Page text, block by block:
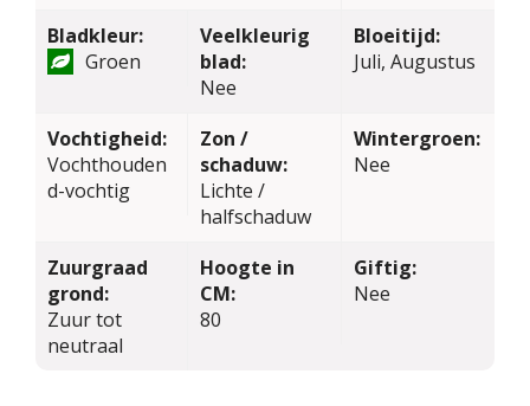
Bladkleur:
Groen
Veelkleurig
blad:
Nee
Bloeitijd:
Juli, Augustus
Vochtigheid:
Vochthouden
d-vochtig
Zon /
schaduw:
Lichte /
halfschaduw
Wintergroen:
Nee
Zuurgraad
grond:
Zuur tot
neutraal
Hoogte in
CM:
80
Giftig:
Nee